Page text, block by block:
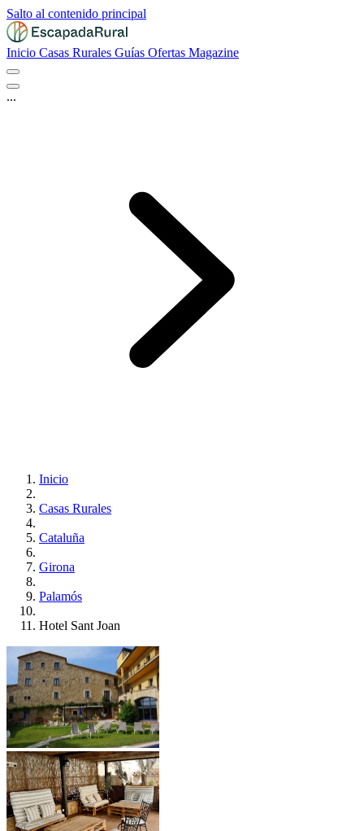
Salto al contenido principal
Inicio Casas Rurales Guías Ofertas Magazine
...
Inicio
Casas Rurales
Cataluña
Girona
Palamós
Hotel Sant Joan